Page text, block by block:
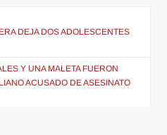
DEJA DOS ADOLESCENTES
Y UNA MALETA FUERON
ACUSADO DE ASESINATO